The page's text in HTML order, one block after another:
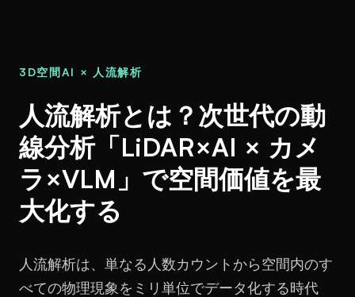
3D空間AI × 人流解析
人流解析とは？次世代の動
線分析「LiDAR×AI × カメ
ラ×VLM」で空間価値を最
大化する
人流解析は、単なる人数カウントから空間内のす
べての物理現象をミリ単位でデータ化する時代